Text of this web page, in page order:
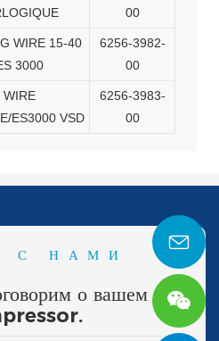
00
WIRE 15-40
3000
6256-3982-
00
WIRE
ES3000 VSD
6256-3983-
00
С НАМИ
о вашем